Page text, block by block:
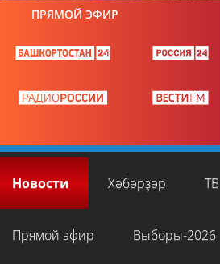
ПРЯМОЙ ЭФИР
Новости Хәбәрҙәр ТВ
Прямой эфир Выборы-2026